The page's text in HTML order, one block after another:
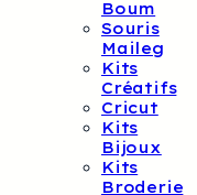
Boum
Souris
Maileg
Kits
Créatifs
Cricut
Kits
Bijoux
Kits
Broderie